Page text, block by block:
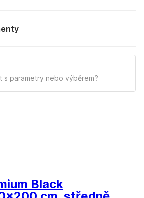
parametry nebo výběrem?
Black